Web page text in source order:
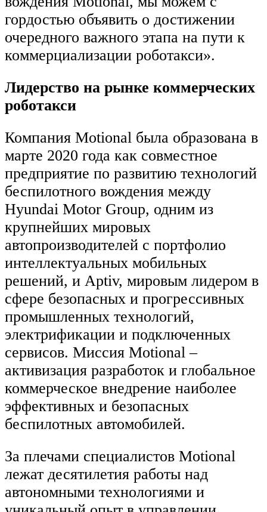
гордостью объявить о достижении
очередного важного этапа на пути к
коммерциализации роботакси».
Лидерство на рынке коммерческих
роботакси
Компания Motional была образована в
марте 2020 года как совместное
предприятие по развитию технологий
беспилотного вождения между
Hyundai Motor Group, одним из
крупнейших мировых
автопроизводителей с портфолио
интеллектуальных мобильных
решений, и Aptiv, мировым лидером в
сфере безопасных и прогрессивных
промышленных технологий,
электрификации и подключенных
сервисов. Миссия Motional –
активизация разработок и глобальное
коммерческое внедрение наиболее
эффективных и безопасных
беспилотных автомобилей.
За плечами специалистов Motional
лежат десятилетия работы над
автономными технологиями и